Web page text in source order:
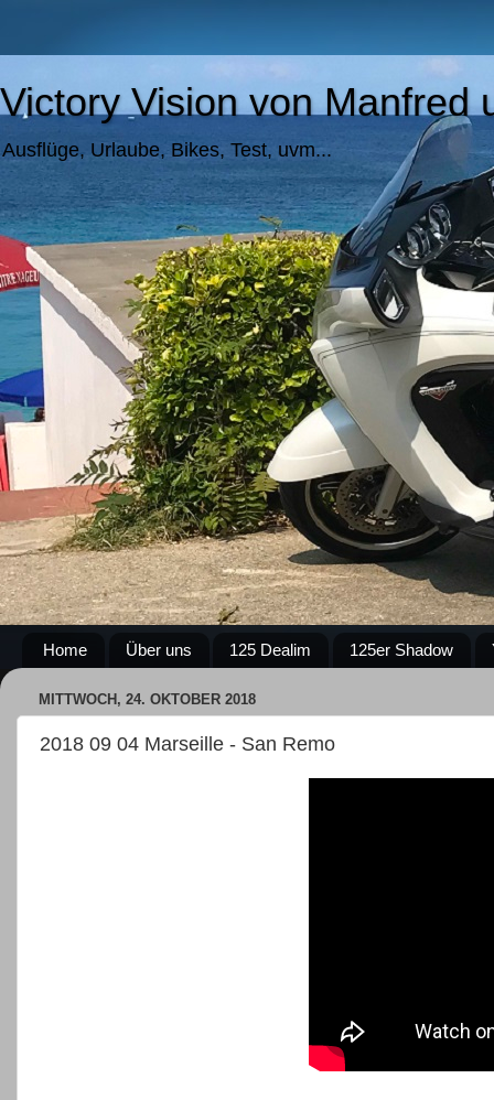
Victory Vision von Manfred
Ausflüge, Urlaube, Bikes, Test, uvm...
Home Über uns 125 Dealim 125er Shadow
MITTWOCH, 24. OKTOBER 2018
2018 09 04 Marseille - San Remo